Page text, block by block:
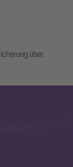
über